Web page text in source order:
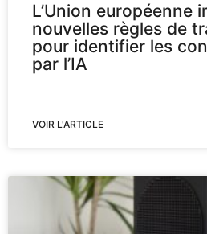
L’Union européenne
nouvelles règles de
pour identifier les
par l’IA
VOIR L'ARTICLE